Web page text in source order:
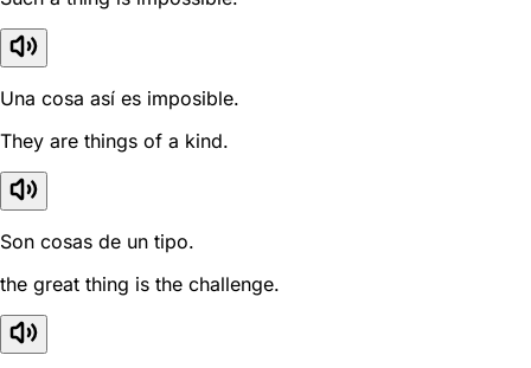
Una cosa así es imposible.
They are things of a kind.
Son cosas de un tipo.
the great thing is the challenge.